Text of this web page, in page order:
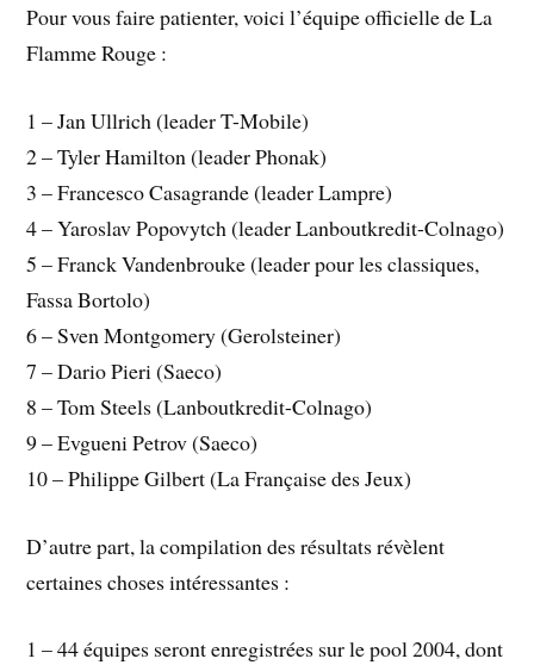
Pour vous faire patienter, voici l’équipe officielle de La
Flamme Rouge :
1 – Jan Ullrich (leader T-Mobile)
2 – Tyler Hamilton (leader Phonak)
3 – Francesco Casagrande (leader Lampre)
4 – Yaroslav Popovytch (leader Lanboutkredit-Colnago)
5 – Franck Vandenbrouke (leader pour les classiques,
Fassa Bortolo)
6 – Sven Montgomery (Gerolsteiner)
7 – Dario Pieri (Saeco)
8 – Tom Steels (Lanboutkredit-Colnago)
9 – Evgueni Petrov (Saeco)
10 – Philippe Gilbert (La Française des Jeux)
D’autre part, la compilation des résultats révèlent
certaines choses intéressantes :
1 – 44 équipes seront enregistrées sur le pool 2004, dont